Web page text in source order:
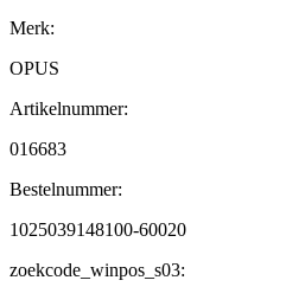
Merk:
OPUS
Artikelnummer:
016683
Bestelnummer:
1025039148100-60020
zoekcode_winpos_s03: